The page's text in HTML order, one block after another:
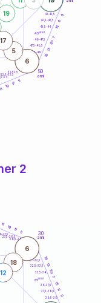
50
anni
41-42,5
42,5-43,5
43,5-44
46-47,5
47,5-48,5
48,5-49
51-52,5
52,5-53,5
54
9
8
15
7
20
13
19
5
17
10
11
6
19
5
17
45anni
2
30
anni
27,5
27,5-28,5
28,5-29
31-32,5
32,5-33,5
33,5-34
36-37,5
37,5-38,5
38,5-39
11
10
17
5
19
13
20
7
15
8
9
6
18
12
35anni